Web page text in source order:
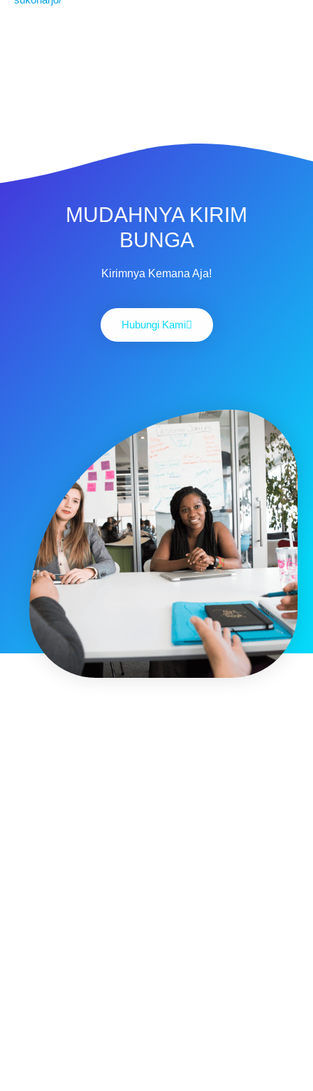
MUDAHNYA KIRIM
BUNGA
Kirimnya Kemana Aja!
Hubungi Kami